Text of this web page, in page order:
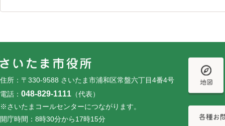
住所：〒330-9588 さいたま市浦和区常盤六丁目4番4号
電話： 048-829-1111 （代表）
※さいたまコールセンターにつながります。
開庁時間：8時30分から17時15分